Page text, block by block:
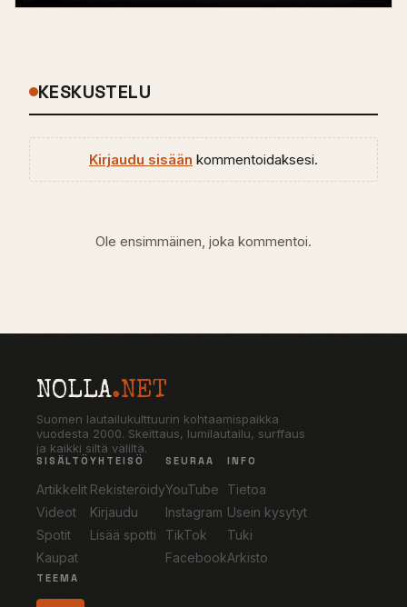
KESKUSTELU
Kirjaudu sisään kommentoidaksesi.
Ole ensimmäinen, joka kommentoi.
NOLLA.NET
Suomen lautailukulttuurin kohtaamispaikka
vuodesta 2000. Skeittaus, lumilautailu, surffaus
ja kaikki siltä väliltä.
SISÄLTÖ
Artikkelit
Videot
Spotit
Kaupat
YHTEISÖ
Rekisteröidy
Kirjaudu
Lisää spotti
SEURAA
YouTube
Instagram
TikTok
Facebook
INFO
Tietoa
Usein kysytyt
Tuki
Arkisto
TEEMA